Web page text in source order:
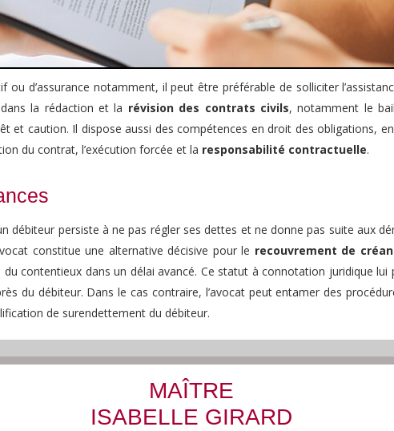
d’assurance notamment, il peut être préférable de solliciter
la rédaction et la révision des contrats civils, notamment le
et caution. Il dispose aussi des compétences en droit des obligations,
du contrat, l’exécution forcée et la responsabilité contractuelle.
débiteur persiste à ne pas régler ses dettes et ne donne pas suite aux
constitue une alternative décisive pour le recouvrement de
contentieux dans un délai avancé. Ce statut à connotation juridique lui
du débiteur. Dans le cas contraire, l’avocat peut entamer des
de surendettement du débiteur.
MAÎTRE
ISABELLE GIRARD